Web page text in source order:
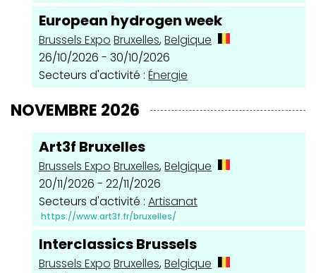
European hydrogen week
Brussels Expo Bruxelles,Belgique
26/10/2026 - 30/10/2026
Secteurs d'activité : Énergie
NOVEMBRE 2026
Art3f Bruxelles
Brussels Expo Bruxelles,Belgique
20/11/2026 - 22/11/2026
Secteurs d'activité : Artisanat
https://www.art3f.fr/bruxelles/
Interclassics Brussels
Brussels Expo Bruxelles,Belgique